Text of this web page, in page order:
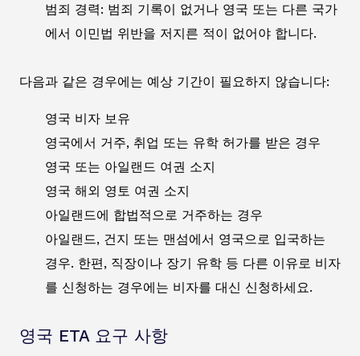
범죄 경력: 범죄 기록이 없거나 영국 또는 다른 국가
에서 이민법 위반을 저지른 적이 없어야 합니다.
다음과 같은 경우에는 예상 기간이 필요하지 않습니다:
영국 비자 보유
영국에서 거주, 취업 또는 유학 허가를 받은 경우
영국 또는 아일랜드 여권 소지
영국 해외 영토 여권 소지
아일랜드에 합법적으로 거주하는 경우
아일랜드, 건지 또는 맨섬에서 영국으로 입국하는
경우. 한편, 직장이나 장기 유학 등 다른 이유로 비자
를 신청하는 경우에는 비자를 대신 신청하세요.
영국 ETA 요구 사항